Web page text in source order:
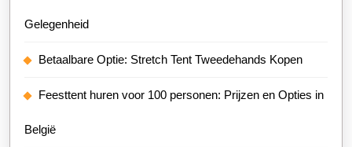
Gelegenheid
Betaalbare Optie: Stretch Tent Tweedehands Kopen
Feesttent huren voor 100 personen: Prijzen en Opties in
België